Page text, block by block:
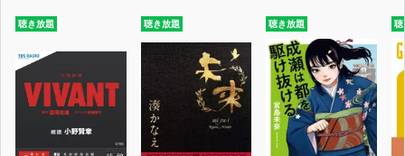
聴き放題 聴き放題 聴き放題 聴